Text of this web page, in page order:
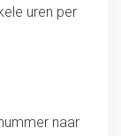
uren per
naar